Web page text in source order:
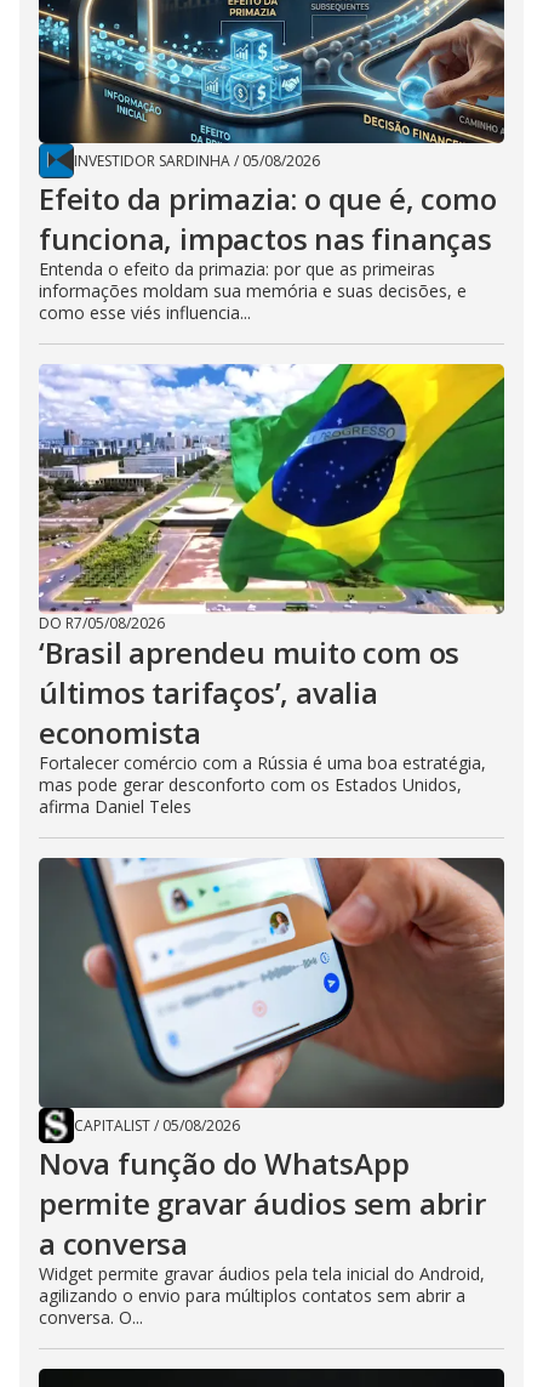
INVESTIDOR SARDINHA/ 05/08/2026
Efeito da primazia: o que é, como
funciona, impactos nas finanças
Entenda o efeito da primazia: por que as primeiras
informações moldam sua memória e suas decisões, e
como esse viés influencia...
DO R7/05/08/2026
‘Brasil aprendeu muito com os
últimos tarifaços’, avalia
economista
Fortalecer comércio com a Rússia é uma boa estratégia,
mas pode gerar desconforto com os Estados Unidos,
afirma Daniel Teles
CAPITALIST/ 05/08/2026
Nova função do WhatsApp
permite gravar áudios sem abrir
a conversa
Widget permite gravar áudios pela tela inicial do Android,
agilizando o envio para múltiplos contatos sem abrir a
conversa. O...